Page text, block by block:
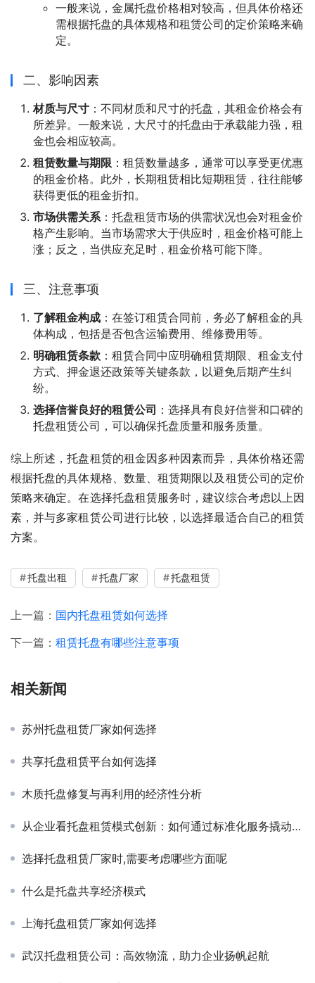
一般来说，金属托盘价格相对较高，但具体价格还
需根据托盘的具体规格和租赁公司的定价策略来确
定。
二、影响因素
材质与尺寸 ：不同材质和尺寸的托盘，其租金价格会有
所差异。一般来说，大尺寸的托盘由于承载能力强，租
金也会相应较高。
租赁数量与期限 ：租赁数量越多，通常可以享受更优惠
的租金价格。此外，长期租赁相比短期租赁，往往能够
获得更低的租金折扣。
市场供需关系：托盘租赁市场的供需状况也会对租金价
格产生影响。当市场需求大于供应时，租金价格可能上
涨；反之，当供应充足时，租金价格可能下降。
三、注意事项
了解租金构成 ：在签订租赁合同前，务必了解租金的具
体构成，包括是否包含运输费用、维修费用等。
明确租赁条款 ：租赁合同中应明确租赁期限、租金支付
方式、押金退还政策等关键条款，以避免后期产生纠
纷。
选择信誉良好的租赁公司 ：选择具有良好信誉和口碑的
托盘租赁公司，可以确保托盘质量和服务质量。
综上所述，托盘租赁的租金因多种因素而异，具体价格还需
根据托盘的具体规格、数量、租赁期限以及租赁公司的定价
策略来确定。在选择托盘租赁服务时，建议综合考虑以上因
素，并与多家租赁公司进行比较，以选择最适合自己的租赁
方案。
托盘出租 托盘厂家 托盘租赁
上一篇： 国内托盘租赁如何选择
下一篇： 租赁托盘有哪些注意事项
相关新闻
苏州托盘租赁厂家如何选择
共享托盘租赁平台如何选择
木质托盘修复与再利用的经济性分析
从企业看托盘租赁模式创新：如何通过标准化服务撬动万亿级市场？
选择托盘租赁厂家时,需要考虑哪些方面呢
什么是托盘共享经济模式
上海托盘租赁厂家如何选择
武汉托盘租赁公司：高效物流，助力企业扬帆起航